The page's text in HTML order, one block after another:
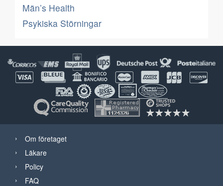
Män’s Health
Psykiska Störningar
Om företaget
Läkare
Policy
FAQ